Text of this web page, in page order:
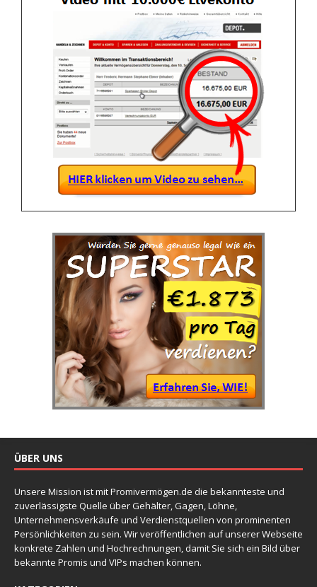
ÜBER UNS
Unsere Mission ist mit Promivermögen.de die bekannteste und
zuverlässigste Quelle über Gehälter, Gagen, Löhne,
Unternehmensverkäufe und Verdienstquellen von prominenten
Persönlichkeiten zu sein. Wir veröffentlichen auf unserer Webseite
konkrete Zahlen und Hochrechnungen, damit Sie sich ein Bild über
bekannte Promis und VIPs machen können.